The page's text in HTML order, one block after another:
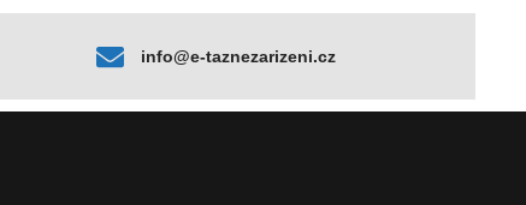
info@e-taznezarizeni.cz